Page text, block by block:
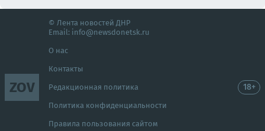
ZOV
© Лента новостей ДНР
Email: info@newsdonetsk.ru
О нас
Контакты
Редакционная политика
Политика конфиденциальности
Правила пользования сайтом
18+